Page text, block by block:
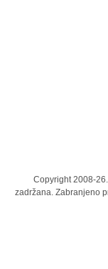
Copyright 2008-
zadržana. Zabranjeno